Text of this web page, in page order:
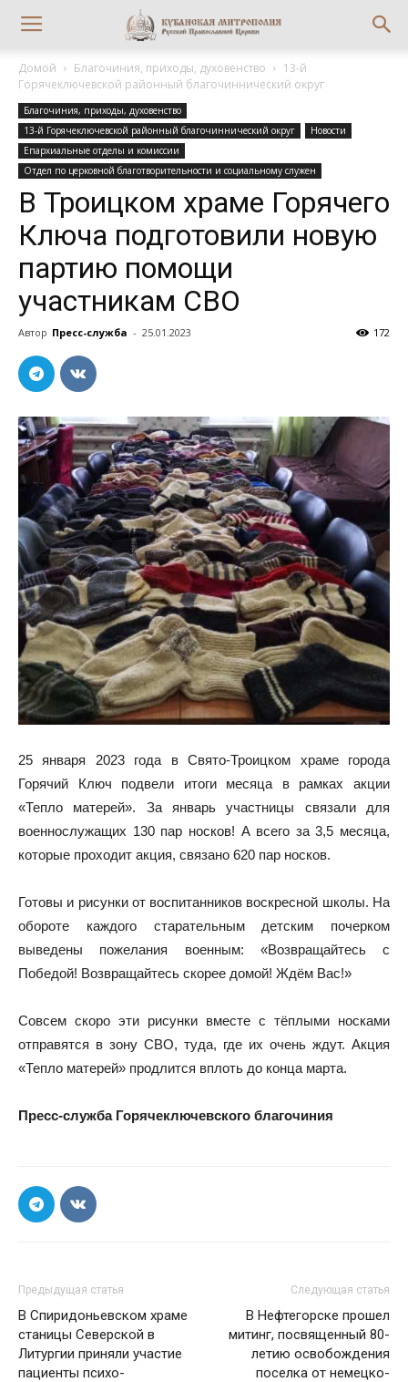
Домой Благочиния, приходы, духовенство
13-й
Горячеключевской районный благочиннический округ
Благочиния, приходы, духовенство
13-й Горячеключевской районный благочиннический округ
Новости
Епархиальные отделы и комиссии
Отдел по церковной благотворительности и социальному служен
В Троицком храме Горячего
Ключа подготовили новую
партию помощи
участникам СВО
Автор Пресс-служба - 25.01.2023 172
25 января 2023 года в Свято-Троицком храме города
Горячий Ключ подвели итоги месяца в рамках акции
«Тепло матерей». За январь участницы связали для
военнослужащих 130 пар носков! А всего за 3,5 месяца,
которые проходит акция, связано 620 пар носков.
Готовы и рисунки от воспитанников воскресной школы. На
обороте каждого старательным детским почерком
выведены пожелания военным: «Возвращайтесь с
Победой! Возвращайтесь скорее домой! Ждём Вас!»
Совсем скоро эти рисунки вместе с тёплыми носками
отправятся в зону СВО, туда, где их очень ждут. Акция
«Тепло матерей» продлится вплоть до конца марта.
Пресс-служба Горячеключевского благочиния
Предыдущая статья
В Спиридоньевском храме
станицы Северской в
Литургии приняли участие
пациенты психо-
Следующая статья
В Нефтегорске прошел
митинг, посвященный 80-
летию освобождения
поселка от немецко-